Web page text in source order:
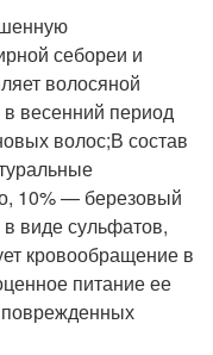
себореи и
волосяной
весенний период
волос;В состав
10% — березовый
виде сульфатов,
кровообращение в
питание ее
поврежденных